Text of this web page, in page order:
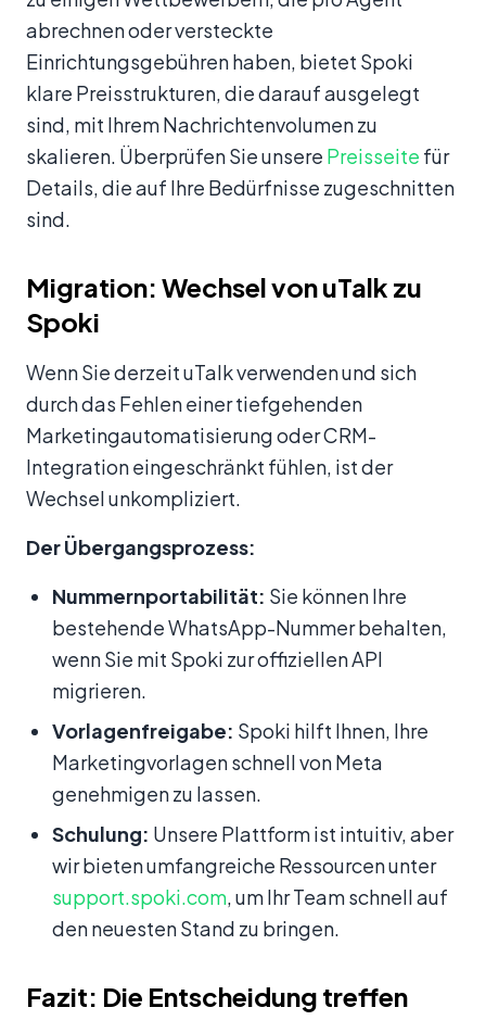
abrechnen oder versteckte
Einrichtungsgebühren haben, bietet Spoki
klare Preisstrukturen, die darauf ausgelegt
sind, mit Ihrem Nachrichtenvolumen zu
skalieren. Überprüfen Sie unsere Preisseite für
Details, die auf Ihre Bedürfnisse zugeschnitten
sind.
Migration: Wechsel von uTalk zu
Spoki
Wenn Sie derzeit uTalk verwenden und sich
durch das Fehlen einer tiefgehenden
Marketingautomatisierung oder CRM-
Integration eingeschränkt fühlen, ist der
Wechsel unkompliziert.
Der Übergangsprozess:
Nummernportabilität: Sie können Ihre
bestehende WhatsApp-Nummer behalten,
wenn Sie mit Spoki zur offiziellen API
migrieren.
Vorlagenfreigabe: Spoki hilft Ihnen, Ihre
Marketingvorlagen schnell von Meta
genehmigen zu lassen.
Schulung: Unsere Plattform ist intuitiv, aber
wir bieten umfangreiche Ressourcen unter
support.spoki.com, um Ihr Team schnell auf
den neuesten Stand zu bringen.
Fazit: Die Entscheidung treffen